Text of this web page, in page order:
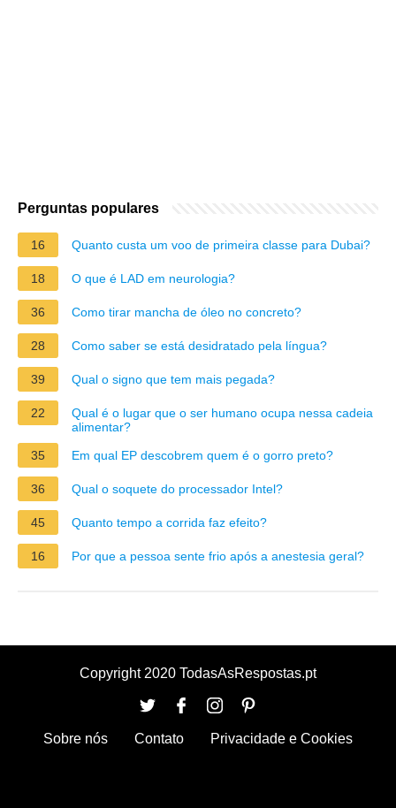
Perguntas populares
16 Quanto custa um voo de primeira classe para Dubai?
18 O que é LAD em neurologia?
36 Como tirar mancha de óleo no concreto?
28 Como saber se está desidratado pela língua?
39 Qual o signo que tem mais pegada?
22
Qual é o lugar que o ser humano ocupa nessa cadeia
alimentar?
35
Em qual EP descobrem quem é o gorro preto?
36 Qual o soquete do processador Intel?
45 Quanto tempo a corrida faz efeito?
16 Por que a pessoa sente frio após a anestesia geral?
Copyright 2020 TodasAsRespostas.pt
Sobre nós Contato Privacidade e Cookies